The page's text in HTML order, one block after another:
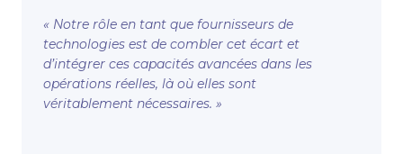
« Notre rôle en tant que fournisseurs de
technologies est de combler cet écart et
d’intégrer ces capacités avancées dans les
opérations réelles, là où elles sont
véritablement nécessaires. »